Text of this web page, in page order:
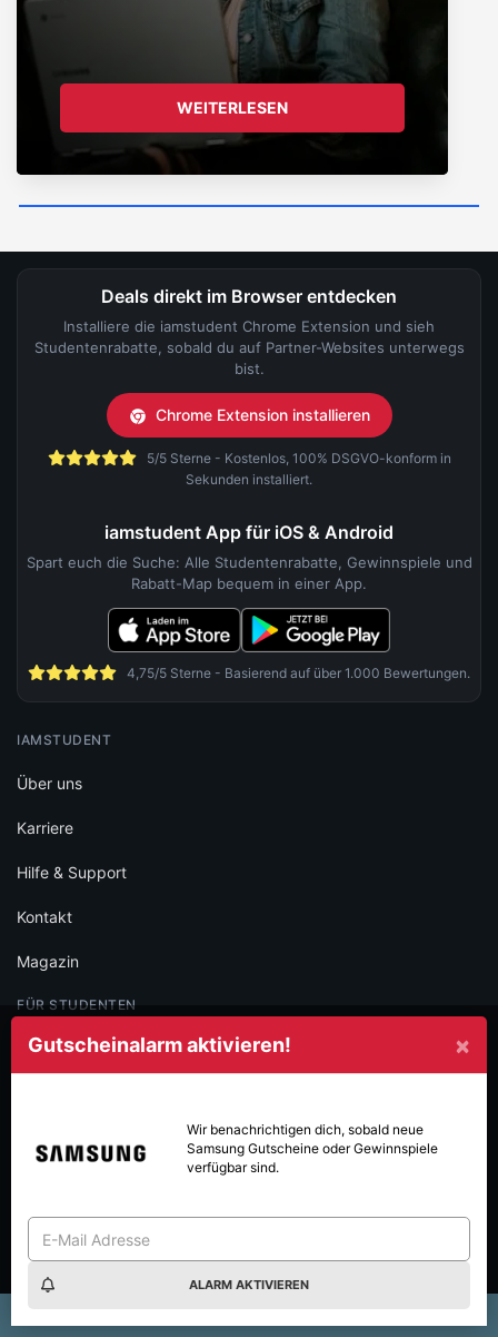
×
Gutscheinalarm aktivieren!
Wir benachrichtigen dich, sobald neue
SamsungGutscheine oder Gewinnspiele
verfügbar sind.
ALARM AKTIVIEREN
WEITERLESEN
Deals direkt im Browser entdecken
Installiere die iamstudent Chrome Extension und sieh
Studentenrabatte, sobald du auf Partner-Websites unterwegs
bist.
Chrome Extension installieren
5/5 Sterne - Kostenlos, 100% DSGVO-konform in
Sekunden installiert.
iamstudent App für iOS & Android
Spart euch die Suche: Alle Studentenrabatte, Gewinnspiele und
Rabatt-Map bequem in einer App.
4,75/5 Sterne - Basierend auf über 1.000 Bewertungen.
IAMSTUDENT
Über uns
Karriere
Hilfe & Support
Kontakt
Magazin
FÜR STUDENTEN
Studentenrabatte Übersicht
iamstudent App